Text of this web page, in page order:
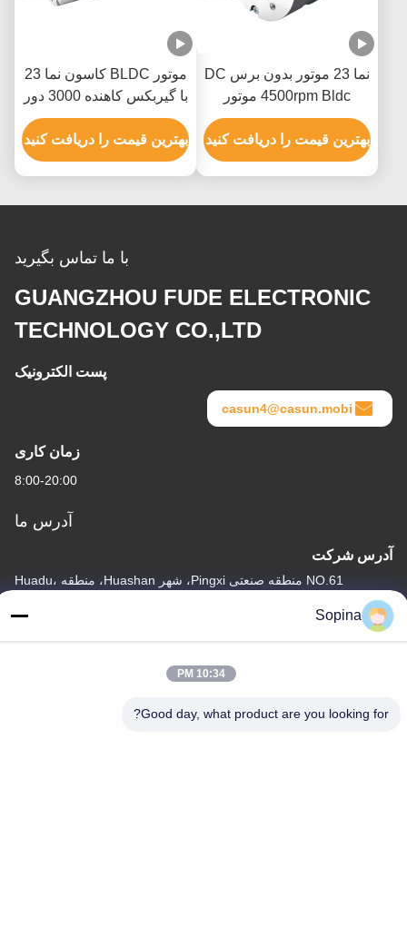
نما 23 موتور بدون برس DC
4500rpm Bldc موتور
0.8N.M 188w برای فن
اتوماسیون
بهترین قیمت را دریافت کنید
موتور BLDC کاسون نما 23
با گیربکس کاهنده 3000 دور
در دقیقه 0.6 نیوتن متر برای
اتوماسیون
بهترین قیمت را دریافت کنید
با ما تماس بگیرید
GUANGZHOU FUDE ELECTRONIC
TECHNOLOGY CO.,LTD
پست الکترونیک
casun4@casun.mobi
زمان کاری
8:00-20:00
آدرس ما
آدرس شرکت
NO.61 منطقه صنعتی Pingxi، شهر Huashan، منطقه Huadu،
آدرس کارخانه
GUANGZHOU، 510880، چین
تلفن
Sopina
10:34 PM
Good day, what product are you looking for?